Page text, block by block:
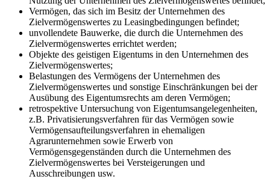
Vermögen, das sich im Besitz der Unternehmen des
Zielvermögenswertes zu Leasingbedingungen befindet;
unvollendete Bauwerke, die durch die Unternehmen des
Zielvermögenswertes errichtet werden;
Objekte des geistigen Eigentums in den Unternehmen des
Zielvermögenswertes;
Belastungen des Vermögens der Unternehmen des
Zielvermögenswertes und sonstige Einschränkungen bei der
Ausübung des Eigentumsrechts am deren Vermögen;
retrospektive Untersuchung von Eigentumsangelegenheiten,
z.B. Privatisierungsverfahren für das Vermögen sowie
Vermögensaufteilungsverfahren in ehemaligen
Agrarunternehmen sowie Erwerb von
Vermögensgegenständen durch die Unternehmen des
Zielvermögenswertes bei Versteigerungen und
Ausschreibungen usw.